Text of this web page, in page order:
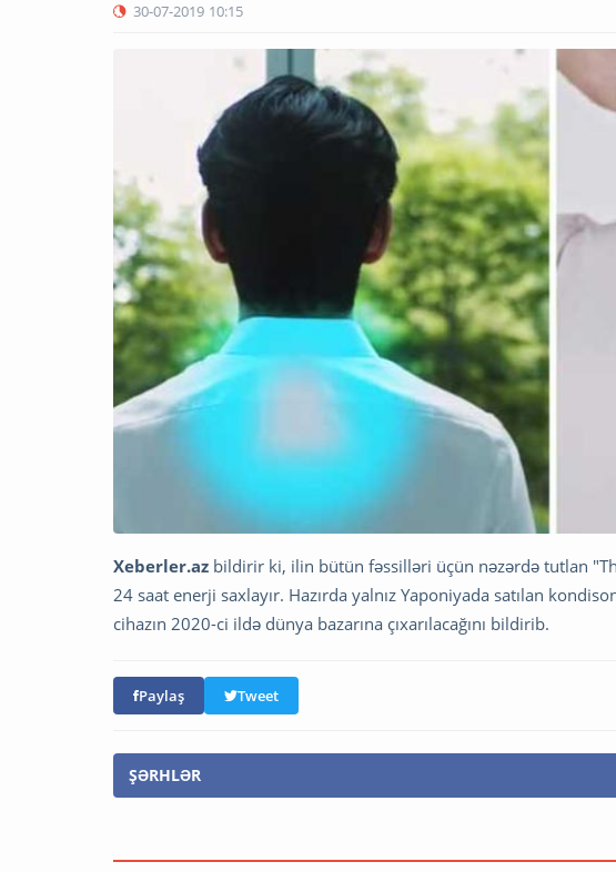
30-07-2019 10:15
Xeberler.az bildirir ki, ilin bütün fəssilləri üçün nəzərdə tutlan
24 saat enerji saxlayır. Hazırda yalnız Yaponiyada satılan
cihazın 2020-ci ildə dünya bazarına çıxarılacağını bildirib.
Paylaş Tweet
ŞƏRHLƏR